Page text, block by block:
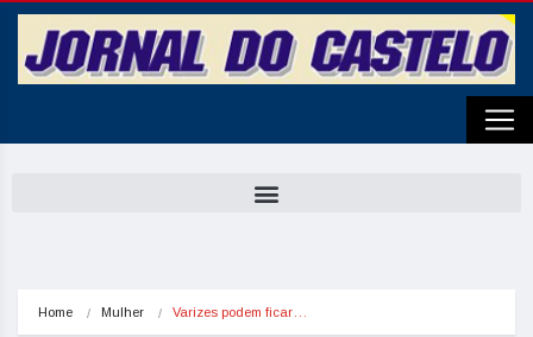
Home Mulher Varizes podem ficar…